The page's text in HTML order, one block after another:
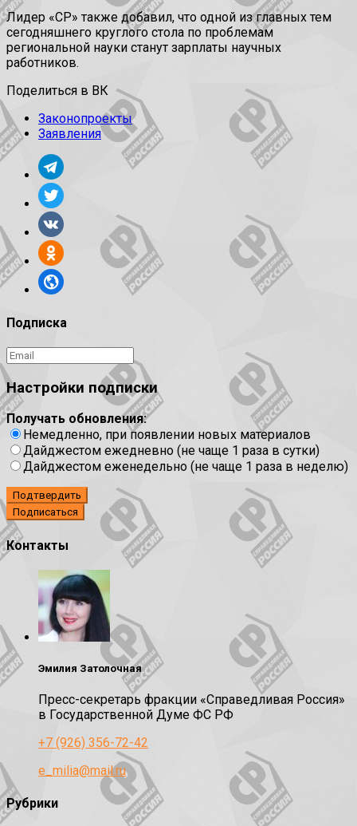
Лидер «СР» также добавил, что одной из главных тем
сегодняшнего круглого стола по проблемам
региональной науки станут зарплаты научных
работников.
Поделиться в ВК
Законопроекты
Заявления
Подписка
Настройки подписки
Получать обновления:
Немедленно, при появлении новых материалов
Дайджестом ежедневно (не чаще 1 раза в сутки)
Дайджестом еженедельно (не чаще 1 раза в неделю)
Подтвердить
Контакты
Эмилия Затолочная
Пресс-секретарь фракции «Справедливая Россия»
в Государственной Думе ФС РФ
+7 (926) 356-72-42
e_milia@mail.ru
Рубрики